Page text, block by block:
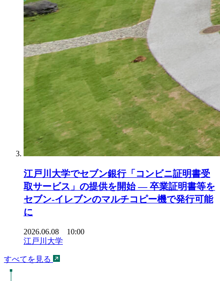
江戸川大学でセブン銀行「コンビニ証明書受
取サービス」の提供を開始 ― 卒業証明書等を
セブン-イレブンのマルチコピー機で発行可能
に
2026.06.08 10:00
江戸川大学
すべてを見る